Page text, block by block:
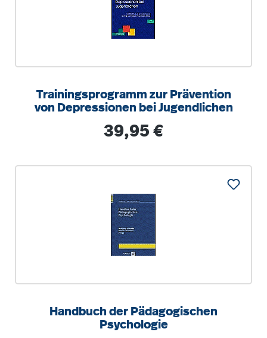
Trainingsprogramm zur Prävention
von Depressionen bei Jugendlichen
Regulärer Preis:
39,95 €
Handbuch der Pädagogischen
Psychologie